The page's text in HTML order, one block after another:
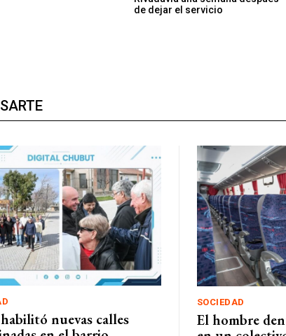
de dejar el servicio
nuevas calles
SOCIEDAD
El hombre